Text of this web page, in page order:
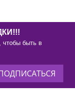
чтобы быть в